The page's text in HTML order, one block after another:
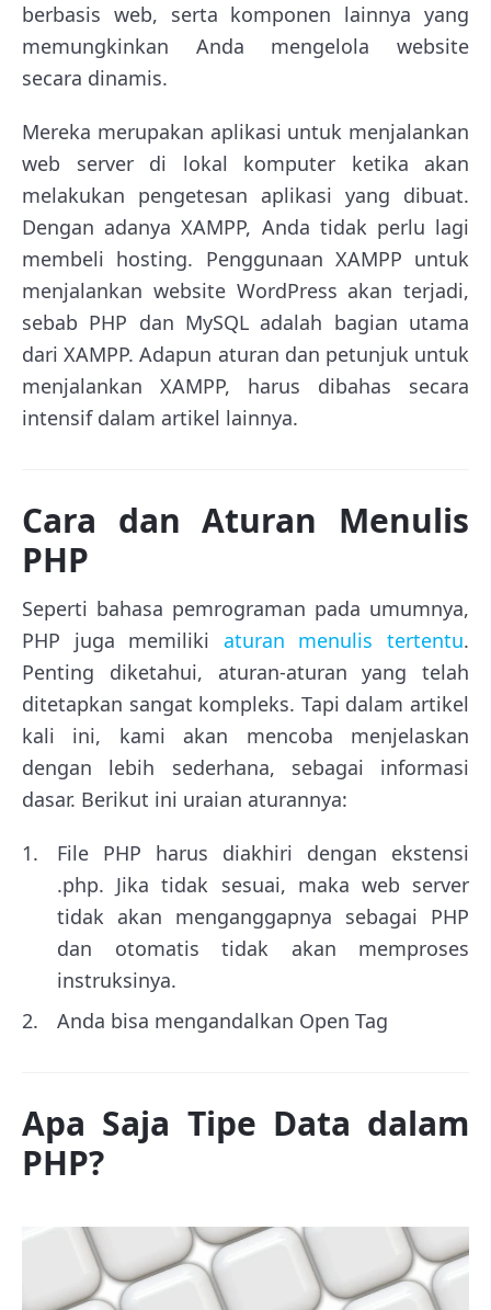
berbasis web, serta komponen lainnya yang
memungkinkan Anda mengelola website
secara dinamis.
Mereka merupakan aplikasi untuk menjalankan
web server di lokal komputer ketika akan
melakukan pengetesan aplikasi yang dibuat.
Dengan adanya XAMPP, Anda tidak perlu lagi
membeli hosting. Penggunaan XAMPP untuk
menjalankan website WordPress akan terjadi,
sebab PHP dan MySQL adalah bagian utama
dari XAMPP. Adapun aturan dan petunjuk untuk
menjalankan XAMPP, harus dibahas secara
intensif dalam artikel lainnya.
Cara dan Aturan Menulis
PHP
Seperti bahasa pemrograman pada umumnya,
PHP juga memiliki aturan menulis tertentu.
Penting diketahui, aturan-aturan yang telah
ditetapkan sangat kompleks. Tapi dalam artikel
kali ini, kami akan mencoba menjelaskan
dengan lebih sederhana, sebagai informasi
dasar. Berikut ini uraian aturannya:
File PHP harus diakhiri dengan ekstensi
.php. Jika tidak sesuai, maka web server
tidak akan menganggapnya sebagai PHP
dan otomatis tidak akan memproses
instruksinya.
Anda bisa mengandalkan Open Tag
Apa Saja Tipe Data dalam
PHP?